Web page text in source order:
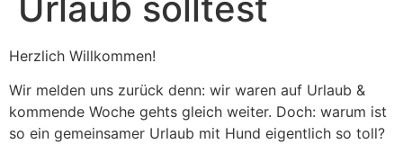
Herzlich Willkommen!
Wir melden uns zurück denn: wir waren auf Urlaub &
kommende Woche gehts gleich weiter. Doch: warum ist
so ein gemeinsamer Urlaub mit Hund eigentlich so toll?